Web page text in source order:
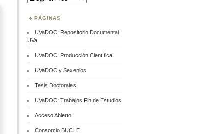
PÁGINAS
UVaDOC: Repositorio Documental
UVa
UVaDOC: Producción Científica
UVaDOC y Sexenios
Tesis Doctorales
UVaDOC: Trabajos Fin de Estudios
Acceso Abierto
Consorcio BUCLE